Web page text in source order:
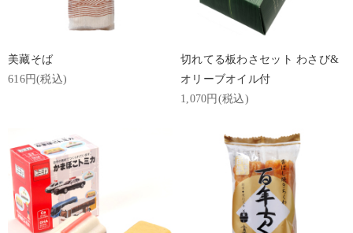
美藏そば
616円(税込)
切れてる板わさセット わさび&
オリーブオイル付
1,070円(税込)